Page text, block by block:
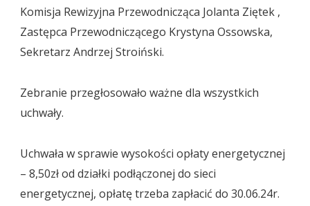
Komisja Rewizyjna Przewodnicząca Jolanta Ziętek ,
Zastępca Przewodniczącego Krystyna Ossowska,
Sekretarz Andrzej Stroiński.
Zebranie przegłosowało ważne dla wszystkich
uchwały.
Uchwała w sprawie wysokości opłaty energetycznej
– 8,50zł od działki podłączonej do sieci
energetycznej, opłatę trzeba zapłacić do 30.06.24r.